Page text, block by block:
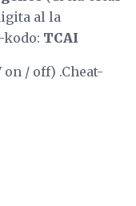
al la
kodo: TCAI
on / off) .Cheat-